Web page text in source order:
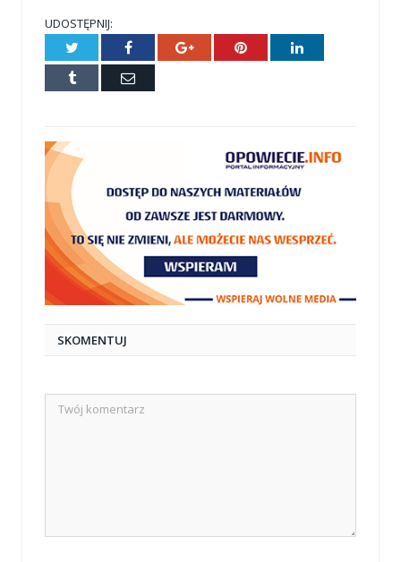
UDOSTĘPNIJ:
Twitter Facebook Google+ Pinterest LinkedIn
Tumblr
E-
SKOMENTUJ